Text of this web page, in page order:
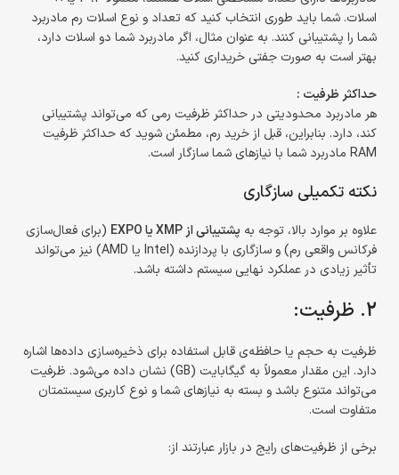
اسلات. شما باید طوری انتخاب کنید که تعداد و نوع اسلات رم مادربرد
شما را پشتیبانی کنند. به عنوان مثال، اگر مادربرد شما دو اسلات دارد،
بهتر است به صورت جفتی خریداری کنید.
حداکثر ظرفیت :
هر مادربرد محدودیتی در حداکثر ظرفیت رمی که می‌تواند پشتیبانی
کند، دارد. بنابراین، قبل از خرید رم، مطمئن شوید که حداکثر ظرفیت
RAM مادربرد شما با نیازهای شما سازگار است.
نکته تکمیلی سازگاری
علاوه بر موارد بالا، توجه به پشتیبانی از XMP یا EXPO
(برای فعال‌سازی
فرکانس واقعی رم) و سازگاری با پردازنده (Intel یا AMD) نیز می‌تواند
تأثیر زیادی در عملکرد نهایی سیستم داشته باشد.
2. ظرفیت:
ظرفیت به حجم یا حافظه‌ی قابل استفاده برای ذخیره‌سازی داده‌ها اشاره
دارد. این مقدار معمولاً به گیگابایت (GB) نشان داده می‌شود. ظرفیت
می‌تواند متنوع باشد و بسته به نیازهای شما و نوع کاربری سیستمتان
متفاوت است.
برخی از ظرفیت‌های رایج در بازار عبارتند از: